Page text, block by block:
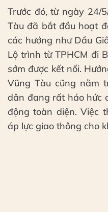
Trước đó, từ ngày 24/
Tàu đã bắt đầu hoạt
các hướng như Dầu
Lộ trình từ TPHCM đi
sớm được kết nối.
Vũng Tàu cũng nằm
dân đang rất háo hức
động toàn diện. Việc
áp lực giao thông cho